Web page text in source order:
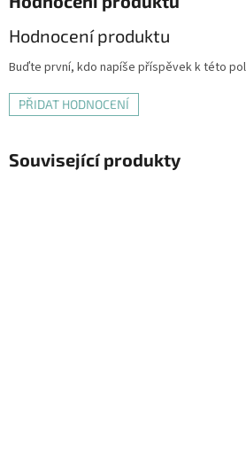
Hodnocení produktu
Buďte první, kdo napíše příspěvek k této
PŘIDAT HODNOCENÍ
Související produkty